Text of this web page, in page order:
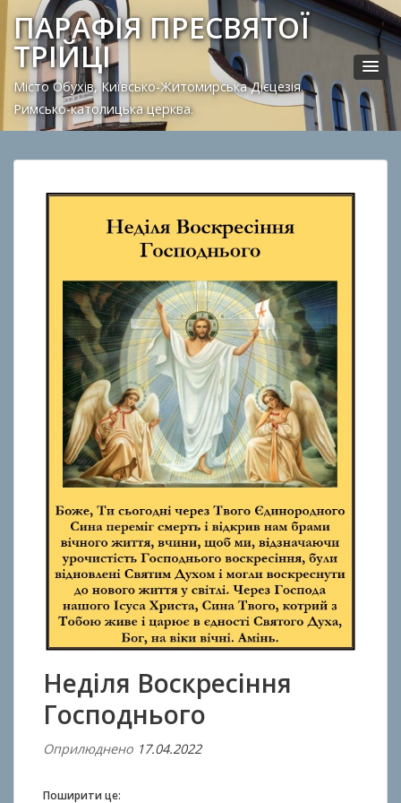
ПАРАФІЯ ПРЕСВЯТОЇ
ТРІЙЦІ
Місто Обухів, Київсько-Житомирська Дієцезія.
Римсько-католицька церква.
Неділя Воскресіння
Господнього
Оприлюднено 17.04.2022В
Поширити це: